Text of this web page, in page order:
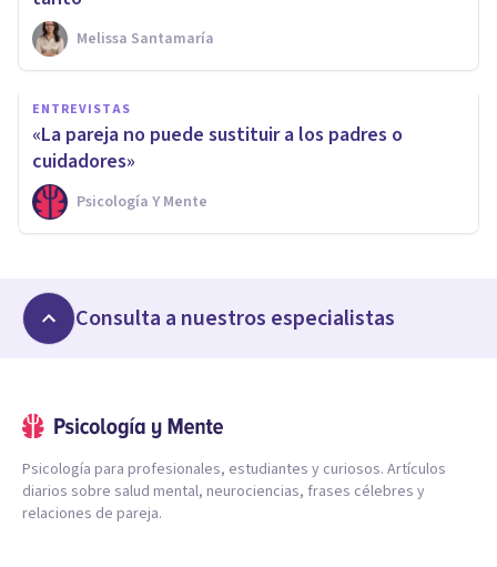
Melissa Santamaría
ENTREVISTAS
«La pareja no puede sustituir a los padres o
cuidadores»
Psicología Y Mente
Consulta a nuestros especialistas
Psicología para profesionales, estudiantes y curiosos. Artículos
diarios sobre salud mental, neurociencias, frases célebres y
relaciones de pareja.